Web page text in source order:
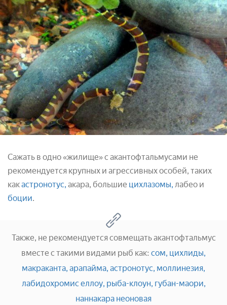
Сажать в одно «жилище» с акантофтальмусами не
рекомендуется крупных и агрессивных особей, таких
какастронотус, акара, большие цихлазомы, лабео и
боции.
Также, не рекомендуется совмещать акантофтальмус
вместе с такими видами рыб как: сом, цихлиды,
макраканта, арапайма, астронотус, моллинезия,
лабидохромис еллоу, рыба-клоун, губан-маори,
наннакара неоновая